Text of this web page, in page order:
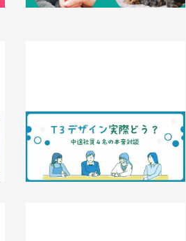
イラストで魅せる！パッケージデザイ
ンの実績10選
2025.01.28
事例